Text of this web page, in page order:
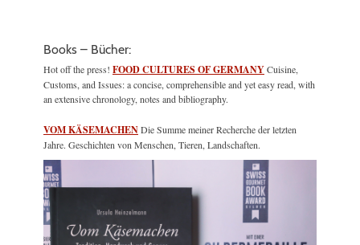
Books – Bücher:
Hot off the press! FOOD CULTURES OF GERMANYCuisine,
Customs, and Issues: a concise, comprehensible and yet easy read, with
an extensive chronology, notes and bibliography.
VOM KÄSEMACHENDie Summe meiner Recherche der letzten
Jahre. Geschichten von Menschen, Tieren, Landschaften.